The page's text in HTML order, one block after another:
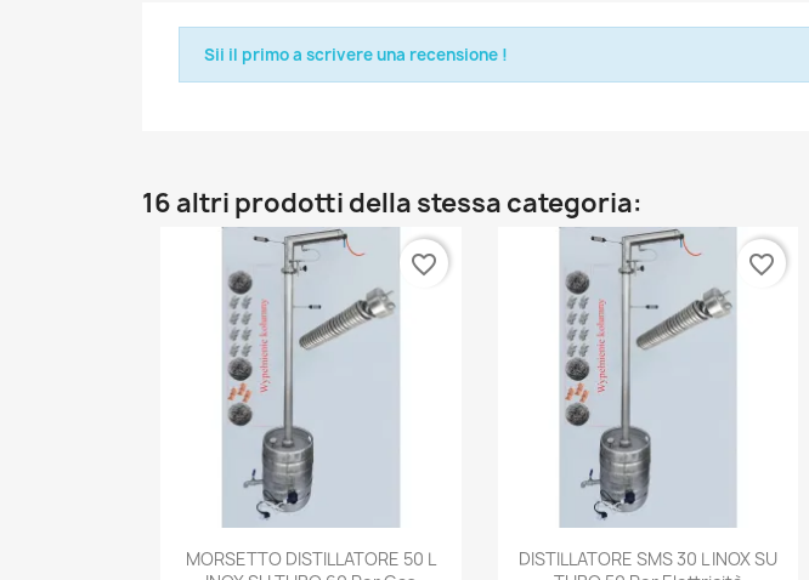
Sii il primo a scrivere una recensione !
16 altri prodotti della stessa categoria:
Anteprima
MORSETTO DISTILLATORE 50 L
favorite_border
Anteprima
DISTILLATORE SMS 30 L INOX SU
favorite_border